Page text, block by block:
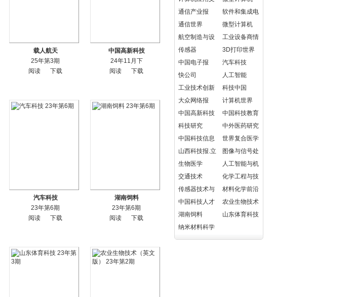
载人航天
25年第3期
阅读
下载
中国高新科技
24年11月下
阅读
下载
汽车科技
23年第6期
阅读
下载
湖南饲料
23年第6期
阅读
下载
摘
通信产业报
软件和集成电
路
通信世界
微型计算机
Geek
航空制造与设
计-中文版
工业设备商情
传感器
3D打印世界
中国电子报
汽车科技
快公司
人工智能
工业技术创新
科技中国
大众网络报
计算机世界
中国高新科技
中国科技教育
科技研究
中外医药研究
中国科技信息
世界复合医学
山西科技报.立
媒科经
图像与信号处
理
生物医学
人工智能与机
器人研究
交通技术
化学工程与技
术
传感器技术与
应用
材料化学前沿
中国科技人才
农业生物技术
（英文版）
湖南饲料
山东体育科技
纳米材料科学
（英文）